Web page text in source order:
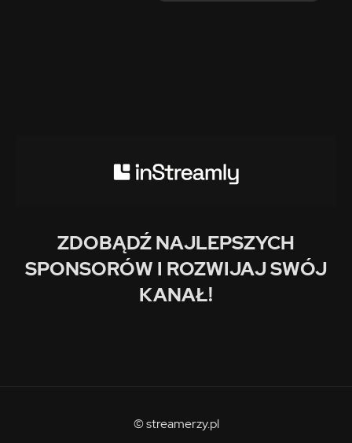
ZDOBĄDŹ NAJLEPSZYCH
SPONSORÓW I ROZWIJAJ SWÓJ
KANAŁ!
© streamerzy.pl